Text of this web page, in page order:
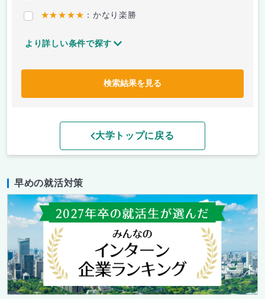
★★★★★ ：かなり楽勝
より詳しい条件で探す
検索結果を見る
大学トップに戻る
早めの就活対策